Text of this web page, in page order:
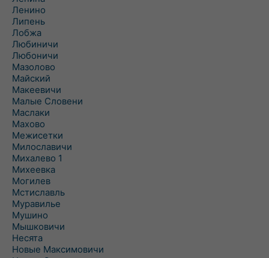
Ленино
Липень
Лобжа
Любиничи
Любоничи
Мазолово
Майский
Макеевичи
Малые Словени
Маслаки
Махово
Межисетки
Милославичи
Михалево 1
Михеевка
Могилев
Мстиславль
Муравилье
Мушино
Мышковичи
Несята
Новые Максимовичи